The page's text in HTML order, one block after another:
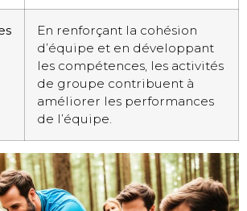
En renforçant la cohésion
d’équipe et en développant
les compétences, les activités
de groupe contribuent à
améliorer les performances
de l’équipe.